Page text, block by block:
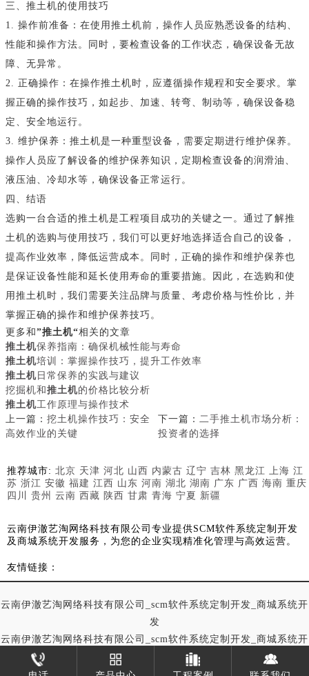
三、推土机的使用技巧
1. 操作前准备：在使用推土机前，操作人员应熟悉设备的结构、
性能和操作方法。同时，要检查设备的工作状态，确保设备无故
障、无异常。
2. 正确操作：在操作推土机时，应遵循操作规程和安全要求。掌
握正确的操作技巧，如起步、加速、转弯、制动等，确保设备稳
定、安全地运行。
3. 维护保养：推土机是一种重型设备，需要定期进行维护保养。
操作人员应了解设备的维护保养知识，定期检查设备的润滑油、
液压油、冷却水等，确保设备正常运行。
四、结语
选购一台合适的推土机是工程项目成功的关键之一。通过了解推
土机的选购与使用技巧，我们可以更好地选择适合自己的设备，
提高作业效率，降低运营成本。同时，正确的操作和维护保养也
是保证设备性能和延长使用寿命的重要措施。因此，在选购和使
用推土机时，我们需要关注品牌与质量、考虑价格与性价比，并
掌握正确的操作和维护保养技巧。
更多和 ”推土机“相关的文章
推土机保养指南：确保机械性能与寿命
推土机培训：掌握操作技巧，提升工作效率
推土机 日常保养的实践与建议
挖掘机和 推土机的价格比较分析
推土机工作原理与操作技术
上一篇： 挖土机操作技巧：安全
高效作业的关键
下一篇： 二手推土机市场分析：
投资者的选择
推荐城市: 北京 天津 河北 山西 内蒙古 辽宁 吉林 黑龙江 上海 江
苏 浙江 安徽 福建 江西 山东 河南 湖北 湖南 广东 广西 海南 重庆
四川
贵州 云南 西藏 陕西 甘肃 青海 宁夏 新疆
云南伊澈艺淘网络科技有限公司专业提供SCM软件系统定制开发
及商城系统开发服务，为您的企业实现精准化管理与高效运营。
友情链接：
云南伊澈艺淘网络科技有限公司_scm软件系统定制开发_商城系统开
发
云南伊澈艺淘网络科技有限公司_scm软件系统定制开发_商城系统开